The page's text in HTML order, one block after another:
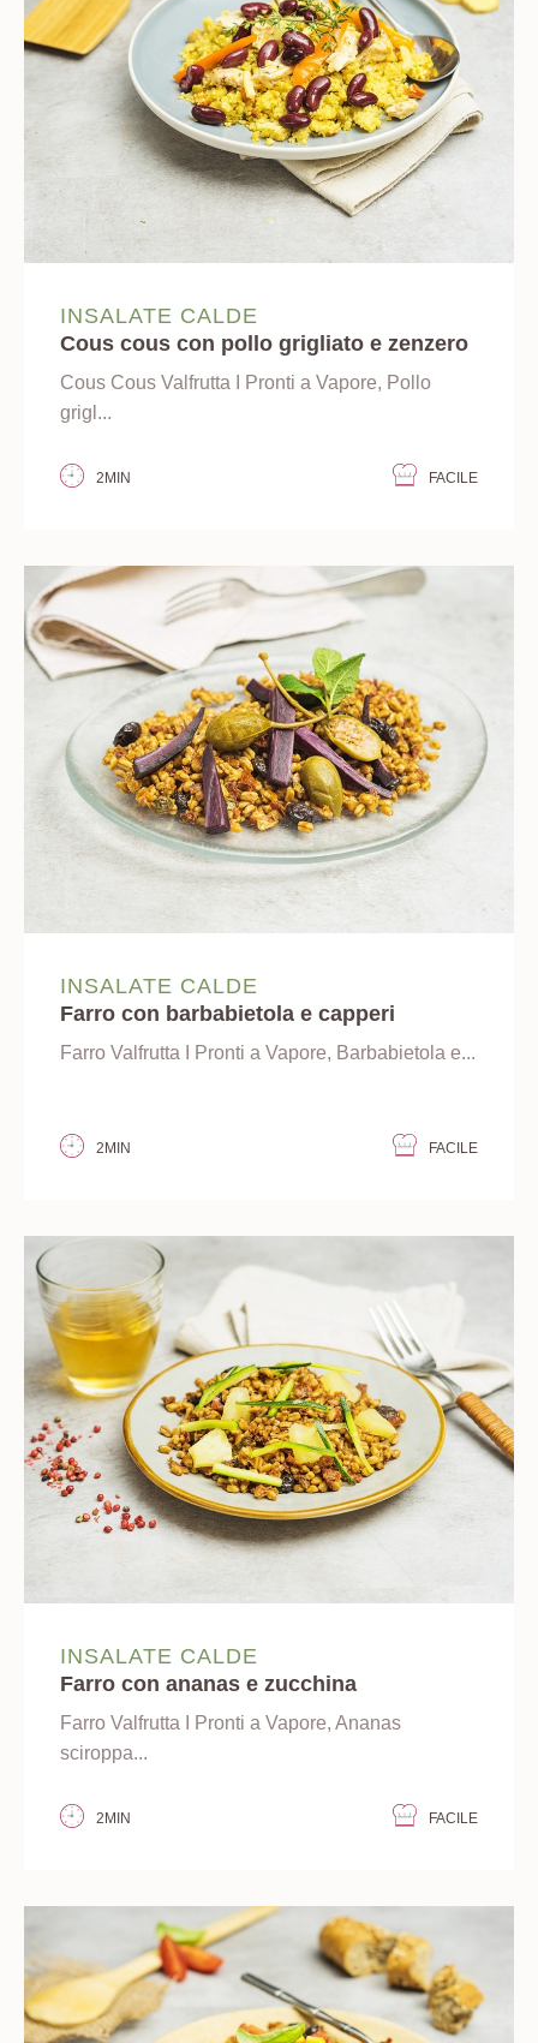
INSALATE CALDE
Cous cous con pollo grigliato e zenzero
Cous Cous Valfrutta I Pronti a Vapore, Pollo
grigl...
2MIN FACILE
INSALATE CALDE
Farro con barbabietola e capperi
Farro Valfrutta I Pronti a Vapore, Barbabietola e...
2MIN FACILE
INSALATE CALDE
Farro con ananas e zucchina
Farro Valfrutta I Pronti a Vapore, Ananas
sciroppa...
2MIN FACILE